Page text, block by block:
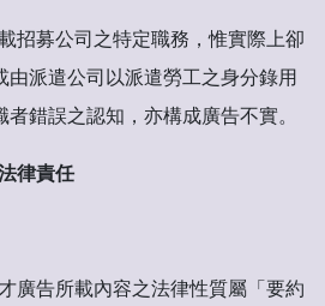
募公司之特定職務，惟實際上卻
由派遣公司以派遣勞工之身分錄用
者錯誤之認知，亦構成廣告不實。
律責任
告所載內容之法律性質屬「要約